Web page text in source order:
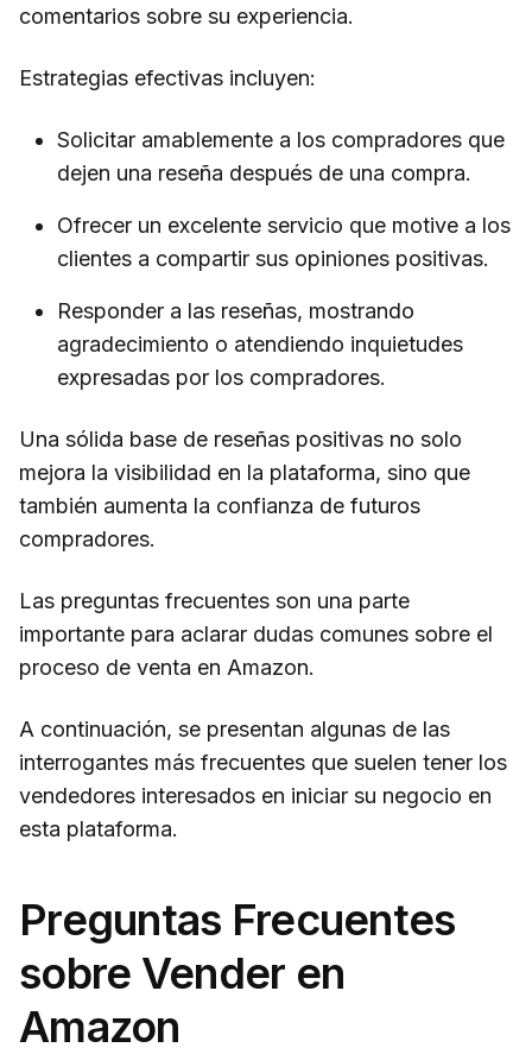
comentarios sobre su experiencia.
Estrategias efectivas incluyen:
Solicitar amablemente a los compradores que
dejen una reseña después de una compra.
Ofrecer un excelente servicio que motive a los
clientes a compartir sus opiniones positivas.
Responder a las reseñas, mostrando
agradecimiento o atendiendo inquietudes
expresadas por los compradores.
Una sólida base de reseñas positivas no solo
mejora la visibilidad en la plataforma, sino que
también aumenta la confianza de futuros
compradores.
Las preguntas frecuentes son una parte
importante para aclarar dudas comunes sobre el
proceso de venta en Amazon.
A continuación, se presentan algunas de las
interrogantes más frecuentes que suelen tener los
vendedores interesados en iniciar su negocio en
esta plataforma.
Preguntas Frecuentes
sobre Vender en
Amazon